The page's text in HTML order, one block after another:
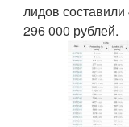
лидов
296 000 рублей.